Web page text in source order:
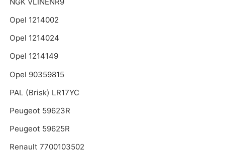
Opel 1214002
Opel 1214024
Opel 1214149
Opel 90359815
PAL (Brisk) LR17YC
Peugeot 59623R
Peugeot 59625R
Renault 7700103502